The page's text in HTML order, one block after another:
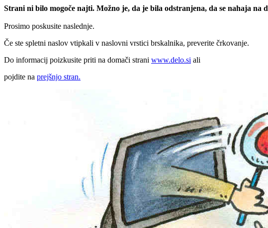
Strani ni bilo mogoče najti. Možno je, da je bila odstranjena, da se nahaja na
Prosimo poskusite naslednje.
Če ste spletni naslov vtipkali v naslovni vrstici brskalnika, preverite črkovanje.
Do informacij poizkusite priti na domači strani www.delo.si ali
pojdite na prejšnjo stran.